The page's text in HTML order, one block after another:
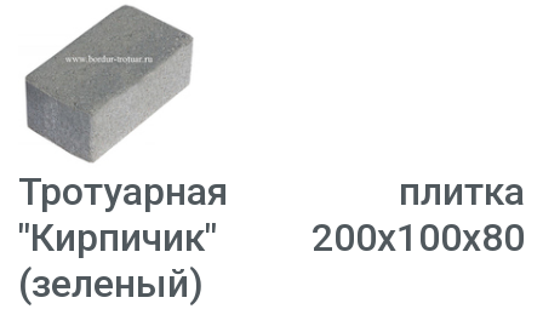
Тротуарная плитка
"Кирпичик" 200х100х80
(зеленый)